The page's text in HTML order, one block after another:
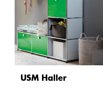
USM Haller